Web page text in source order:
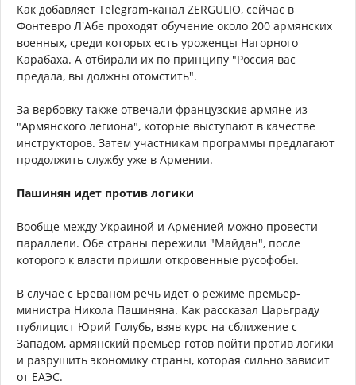
Как добавляет Telegram-канал ZERGULIO, сейчас в
Фонтевро Л'Абе проходят обучение около 200 армянских
военных, среди которых есть уроженцы Нагорного
Карабаха. А отбирали их по принципу "Россия вас
предала, вы должны отомстить".
За вербовку также отвечали французские армяне из
"Армянского легиона", которые выступают в качестве
инструкторов. Затем участникам программы предлагают
продолжить службу уже в Армении.
Пашинян идет против логики
Вообще между Украиной и Арменией можно провести
параллели. Обе страны пережили "Майдан", после
которого к власти пришли откровенные русофобы.
В случае с Ереваном речь идет о режиме премьер-
министра Никола Пашиняна. Как рассказал Царьграду
публицист Юрий Голубь, взяв курс на сближение с
Западом, армянский премьер готов пойти против логики
и разрушить экономику страны, которая сильно зависит
от ЕАЭС.